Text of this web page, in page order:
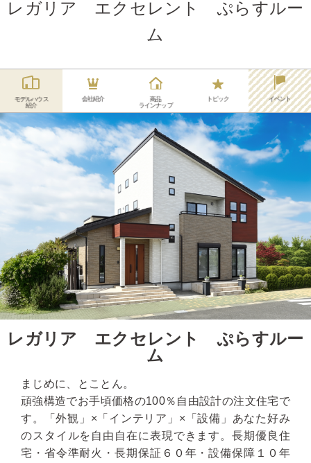
レガリア エクセレント ぷらすルー
ム
モデルハウス
紹介
会社紹介 商品
ラインナップ
トピック イベント
レガリア エクセレント ぷらすルー
ム
まじめに、とことん。
頑強構造でお手頃価格の100％自由設計の注文住宅で
す。「外観」×「インテリア」×「設備」あなた好み
のスタイルを自由自在に表現できます。長期優良住
宅・省令準耐火・長期保証６０年・設備保障１０年